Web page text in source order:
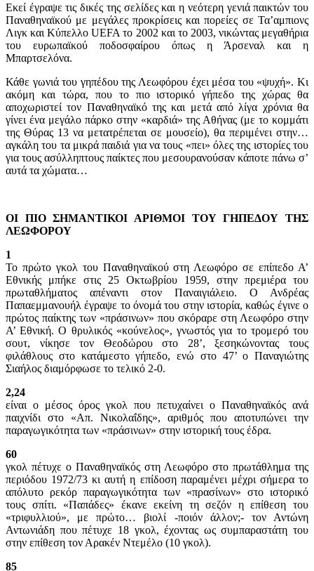
Εκεί έγραψε τις δικές της σελίδες και η νεότερη γενιά παικτών του
Παναθηναϊκού με μεγάλες προκρίσεις και πορείες σε Τα’αμπιονς
Λιγκ και Κύπελλο UEFA το 2002 και το 2003, νικώντας μεγαθήρια
του ευρωπαϊκού ποδοσφαίρου όπως η Άρσεναλ και η
Μπαρτσελόνα.
Κάθε γωνιά του γηπέδου της Λεωφόρου έχει μέσα του «ψυχή». Κι
ακόμη και τώρα, που το πιο ιστορικό γήπεδο της χώρας θα
αποχωριστεί τον Παναθηναϊκό της και μετά από λίγα χρόνια θα
γίνει ένα μεγάλο πάρκο στην «καρδιά» της Αθήνας (με το κομμάτι
της Θύρας 13 να μετατρέπεται σε μουσείο), θα περιμένει στην…
αγκάλη του τα μικρά παιδιά για να τους «πει» όλες της ιστορίες του
για τους ασύλληπτους παίκτες που μεσουρανούσαν κάποτε πάνω σ’
αυτά τα χώματα…
ΟΙ ΠΙΟ ΣΗΜΑΝΤΙΚΟΙ ΑΡΙΘΜΟΙ ΤΟΥ ΓΗΠΕΔΟΥ ΤΗΣ
ΛΕΩΦΟΡΟΥ
1
Το πρώτο γκολ του Παναθηναϊκού στη Λεωφόρο σε επίπεδο Α’
Εθνικής μπήκε στις 25 Οκτωβρίου 1959, στην πρεμιέρα του
πρωταθλήματος απέναντι στον Παναιγιάλειο. Ο Ανδρέας
Παπαεμμανουήλ έγραψε το όνομά του στην ιστορία, καθώς έγινε ο
πρώτος παίκτης των «πράσινων» που σκόραρε στη Λεωφόρο στην
Α’ Εθνική. Ο θρυλικός «κούνελος», γνωστός για το τρομερό του
σουτ, νίκησε τον Θεοδώρου στο 28’, ξεσηκώνοντας τους
φιλάθλους στο κατάμεστο γήπεδο, ενώ στο 47’ ο Παναγιώτης
Σιαήλος διαμόρφωσε το τελικό 2-0.
2,24
είναι ο μέσος όρος γκολ που πετυχαίνει ο Παναθηναϊκός ανά
παιχνίδι στο «Απ. Νικολαΐδης», αριθμός που αποτυπώνει την
παραγωγικότητα των «πράσινων» στην ιστορική τους έδρα.
60
γκολ πέτυχε ο Παναθηναϊκός στη Λεωφόρο στο πρωτάθλημα της
περιόδου 1972/73 κι αυτή η επίδοση παραμένει μέχρι σήμερα το
απόλυτο ρεκόρ παραγωγικότητα των «πρασίνων» στο ιστορικό
τους σπίτι. «Παπάδες» έκανε εκείνη τη σεζόν η επίθεση του
«τριφυλλιού», με πρώτο… βιολί -ποιόν άλλον;- τον Αντώνη
Αντωνιάδη που πέτυχε 18 γκολ, έχοντας ως συμπαραστάτη του
στην επίθεση τον Αρακέν Ντεμέλο (10 γκολ).
85